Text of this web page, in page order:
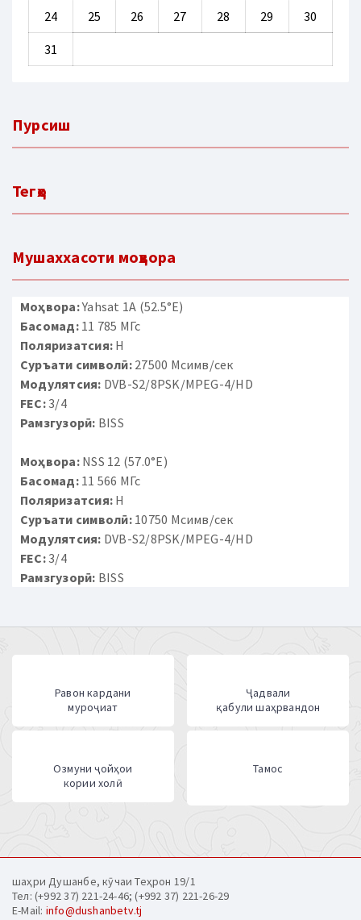
24 25 26 27 28 29 30
31
Пурсиш
Тегҳо
Мушаххасоти моҳвора
Моҳвора:Yahsat 1A (52.5°E)
Басомад:11 785 МГс
Поляризатсия: H
Суръати символӣ:27500 Мсимв/сек
Модулятсия: DVB-S2/8PSK/MPEG-4/HD
FEC:3/4
Рамзгузорӣ: BISS
Моҳвора:NSS 12 (57.0°E)
Басомад:11 566 МГс
Поляризатсия: H
Суръати символӣ:10750 Мсимв/сек
Модулятсия: DVB-S2/8PSK/MPEG-4/HD
FEC:3/4
Рамзгузорӣ: BISS
Равон кардани
муроҷиат
Ҷадвали
қабули шаҳрвандон
Озмуни ҷойҳои
кории холӣ
Тамос
шаҳри Душанбе, кӯчаи Теҳрон 19/1
Тел: (+992 37) 221-24-46; (+992 37) 221-26-29
E-Mail: info@dushanbetv.tj